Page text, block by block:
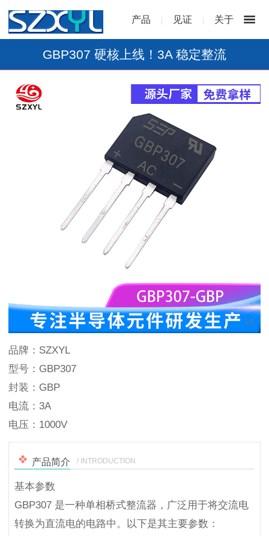
产品 | 见证 | 关于
GBP307 硬核上线！3A 稳定整流
1 /1
品牌：SZXYL
型号：GBP307
封装：GBP
电流：3A
电压：1000V
产品简介 / INTRODUCTION
基本参数
GBP307 是一种单相桥式整流器，广泛用于将交流电
转换为直流电的电路中。以下是其主要参数：